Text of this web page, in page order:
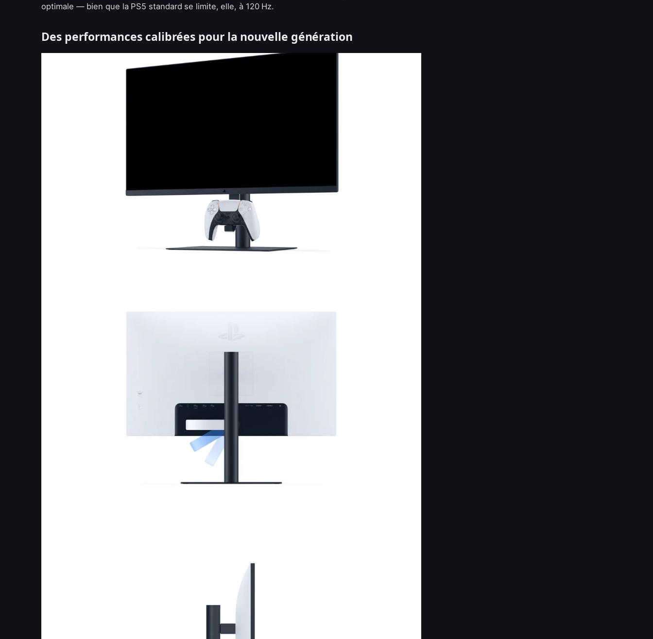
optimale — bien que la PS5 standard se limite, elle, à 120 Hz.
Des performances calibrées pour la nouvelle génération